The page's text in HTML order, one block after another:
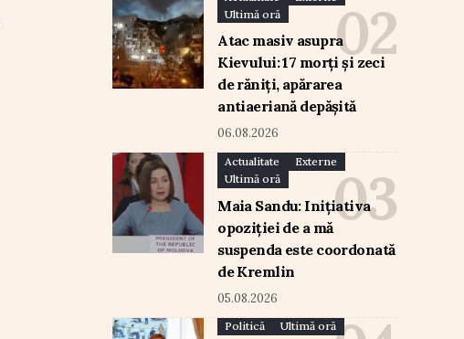
Ultimă oră
Atac masiv asupra
Kievului: 17 morți și zeci
de răniți, apărarea
antiaeriană depășită
06.08.2026
Actualitate
Externe
Ultimă oră
Maia Sandu: Inițiativa
opoziției de a mă
suspenda este coordonată
de Kremlin
05.08.2026
Politică Ultimă oră